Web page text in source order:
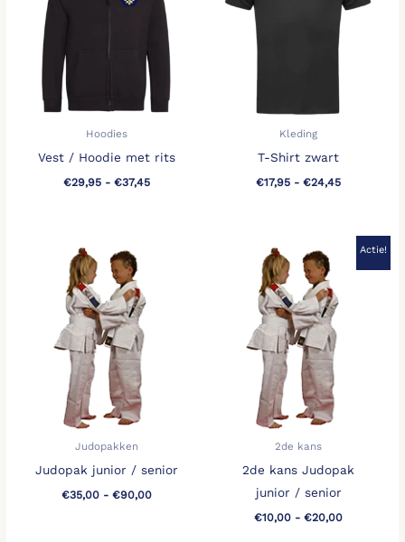
Hoodies
Vest / Hoodie met rits
€29,95 - €37,45
Kleding
T-Shirt zwart
€17,95 - €24,45
Judopakken
Judopak junior / senior
€35,00 - €90,00
Actie!
2de kans
2de kans Judopak
junior / senior
€10,00 - €20,00
Prijsklasse: